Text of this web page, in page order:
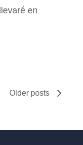
en
Older posts